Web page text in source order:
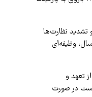
تشدید نظارت‌ها
وظیفه‌ای
تعهد و
در صورت